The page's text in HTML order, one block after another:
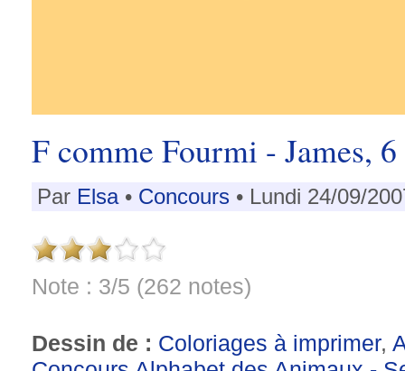
F comme Fourmi - James, 6
Par Elsa• Concours • Lundi 24/09/
Note : 3/5 (262 notes)
Dessin de : Coloriages à imprimer,